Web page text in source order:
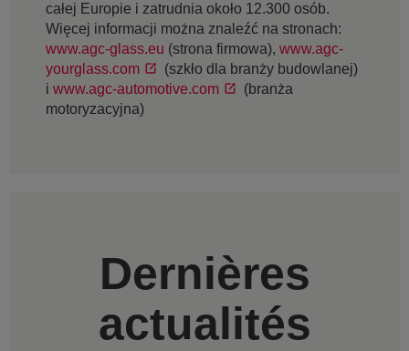
całej Europie i zatrudnia około 12.300 osób.
Więcej informacji można znaleźć na stronach:
www.agc-glass.eu (strona firmowa), www.agc-
yourglass.com
(szkło dla branży budowlanej)
i www.agc-automotive.com
(branża
motoryzacyjna)
Dernières
actualités